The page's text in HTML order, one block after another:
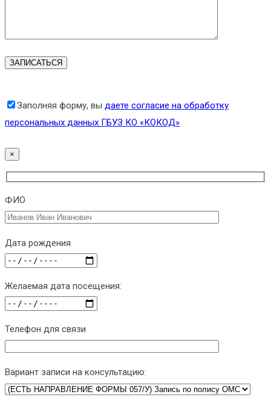
Заполняя форму, вы даете согласие на обработку
персональных данных ГБУЗ КО «КОКОД»
×
ФИО
Дата рождения
Желаемая дата посещения:
Телефон для связи
Вариант записи на консультацию: